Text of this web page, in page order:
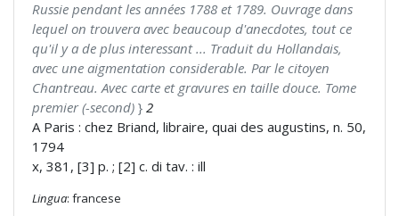
Russie pendant les années 1788 et 1789. Ouvrage dans
lequel on trouvera avec beaucoup d'anecdotes, tout ce
qu'il y a de plus interessant ... Traduit du Hollandais,
avec une aigmentation considerable. Par le citoyen
Chantreau. Avec carte et gravures en taille douce. Tome
premier (-second) } 2
A Paris : chez Briand, libraire, quai des augustins, n. 50,
1794
x, 381, [3] p. ; [2] c. di tav. : ill
Lingua: francese